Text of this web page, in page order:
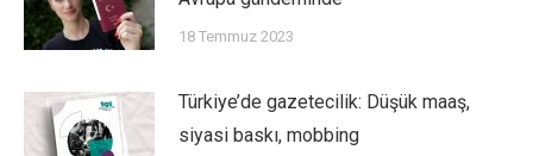
18 Temmuz 2023
Türkiye’de gazetecilik: Düşük maaş,
siyasi baskı, mobbing